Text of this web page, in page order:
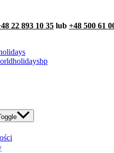
22 893 10 35 lub +48 500 61